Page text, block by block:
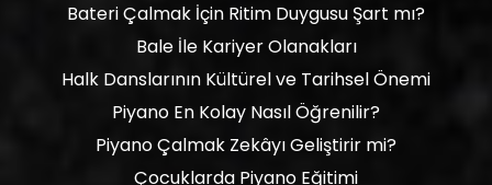
Bateri Çalmak İçin Ritim Duygusu Şart mı?
Bale İle Kariyer Olanakları
Halk Danslarının Kültürel ve Tarihsel Önemi
Piyano En Kolay Nasıl Öğrenilir?
Piyano Çalmak Zekâyı Geliştirir mi?
Çocuklarda Piyano Eğitimi